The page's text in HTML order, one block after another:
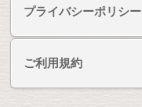
プライバシーポリシー
ご利用規約